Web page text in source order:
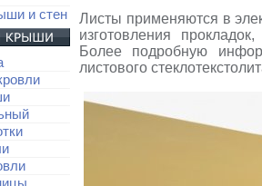
и стен
Листы применяются в
изготовления
Более подробную
листового